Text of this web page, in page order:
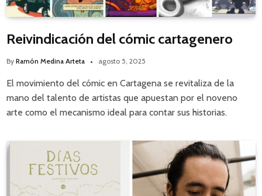
Reivindicación del cómic cartagenero
By Ramón Medina Arteta agosto 5, 2025
El movimiento del cómic en Cartagena se revitaliza de la
mano del talento de artistas que apuestan por el noveno
arte como el mecanismo ideal para contar sus historias.